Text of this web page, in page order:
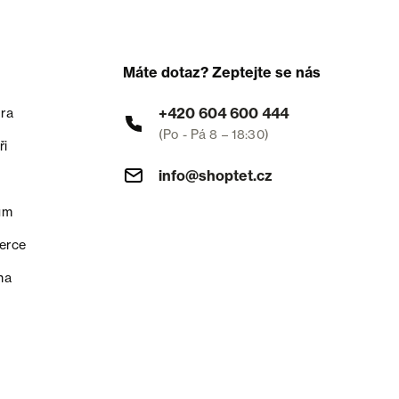
Máte dotaz? Zeptejte se nás
+420 604 600 444
(Po - Pá 8 – 18:30)
info@shoptet.cz